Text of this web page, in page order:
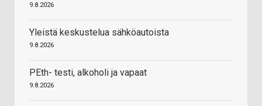
9.8.2026
Yleistä keskustelua sähköautoista
9.8.2026
PEth- testi, alkoholi ja vapaat
9.8.2026